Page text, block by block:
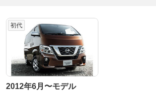
初代
2012年6月〜モデル